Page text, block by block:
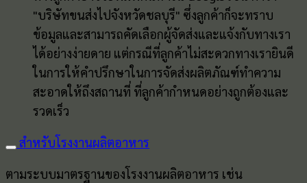
"บริษัทขนส่งไปจังหวัดชลบุรี" ซึ่งลูกค้าก็จะทราบ
ข้อมูลและสามารถคัดเลือกผู้จัดส่งและแจ้งกับทางเรา
ได้อย่างง่ายดาย แต่กรณีที่ลูกค้าไม่สะดวกทางเรายินดี
ในการให้คำปรึกษาในการจัดส่งผลิตภัณฑ์ทำความ
สะอาดให้ถึงสถานที่ ที่ลูกค้ากำหนดอย่างถูกต้องและ
รวดเร็ว
สำหรับโรงงานผลิตอาหาร
ตามระบบมาตรฐานของโรงงานผลิตอาหาร เช่น